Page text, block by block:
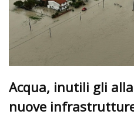
Acqua, inutili gli
nuove